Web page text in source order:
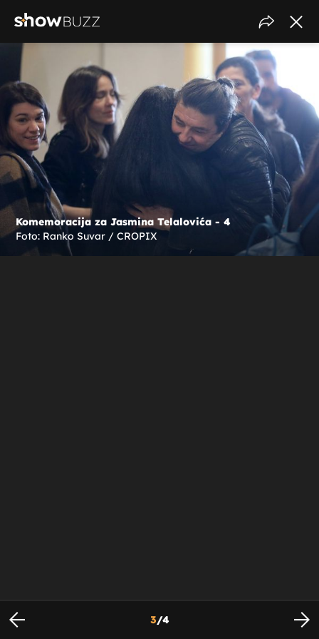
Komemoracija za Jasmina Telalovića - 4
Foto: Ranko Suvar / CROPIX
3/4